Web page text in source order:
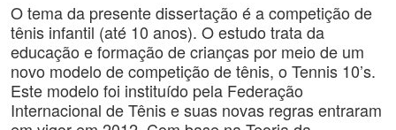
O tema da presente dissertação é a competição de
tênis infantil (até 10 anos). O estudo trata da
educação e formação de crianças por meio de um
novo modelo de competição de tênis, o Tennis 10’s.
Este modelo foi instituído pela Federação
Internacional de Tênis e suas novas regras entraram